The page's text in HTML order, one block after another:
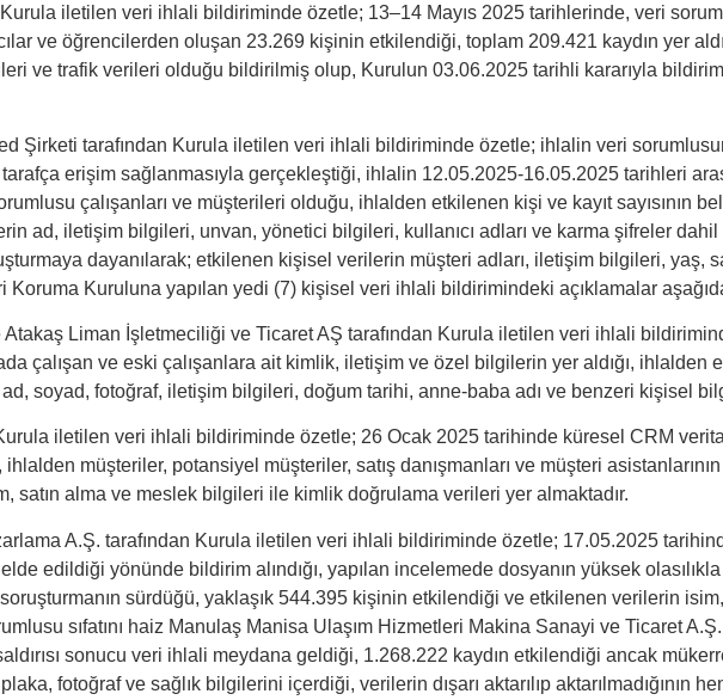
iletilen veri ihlali bildiriminde özetle; 13–14 Mayıs 2025 tarihlerinde, veri
ve öğrencilerden oluşan 23.269 kişinin etkilendiği, toplam 209.421 kaydın yer
ve trafik verileri olduğu bildirilmiş olup, Kurulun 03.06.2025 tarihli kararıyla
Şirketi tarafından Kurula iletilen veri ihlali bildiriminde özetle; ihlalin veri
erişim sağlanmasıyla gerçekleştiği, ihlalin 12.05.2025-16.05.2025 tarihleri
çalışanları ve müşterileri olduğu, ihlalden etkilenen kişi ve kayıt sayısının
ad, iletişim bilgileri, unvan, yönetici bilgileri, kullanıcı adları ve karma şifreler dahil
dayanılarak; etkilenen kişisel verilerin müşteri adları, iletişim bilgileri, yaş,
Kuruluna yapılan yedi (7) kişisel veri ihlali bildirimindeki açıklamalar
Liman İşletmeciliği ve Ticaret AŞ tarafından Kurula iletilen veri ihlali
ve eski çalışanlara ait kimlik, iletişim ve özel bilgilerin yer aldığı, ihlalden
soyad, fotoğraf, iletişim bilgileri, doğum tarihi, anne-baba adı ve benzeri kişisel
iletilen veri ihlali bildiriminde özetle; 26 Ocak 2025 tarihinde küresel CRM
müşteriler, potansiyel müşteriler, satış danışmanları ve müşteri
alma ve meslek bilgileri ile kimlik doğrulama verileri yer almaktadır.
A.Ş. tarafından Kurula iletilen veri ihlali bildiriminde özetle; 17.05.2025
edildiği yönünde bildirim alındığı, yapılan incelemede dosyanın yüksek
sürdüğü, yaklaşık 544.395 kişinin etkilendiği ve etkilenen verilerin
sıfatını haiz Manulaş Manisa Ulaşım Hizmetleri Makina Sanayi ve Ticaret
sonucu veri ihlali meydana geldiği, 1.268.222 kaydın etkilendiği ancak
fotoğraf ve sağlık bilgilerini içerdiği, verilerin dışarı aktarılıp aktarılmadığının